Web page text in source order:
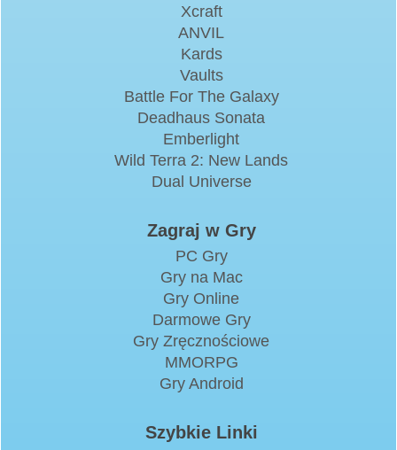
Xcraft
ANVIL
Kards
Vaults
Battle For The Galaxy
Deadhaus Sonata
Emberlight
Wild Terra 2: New Lands
Dual Universe
Zagraj w Gry
PC Gry
Gry na Mac
Gry Online
Darmowe Gry
Gry Zręcznościowe
MMORPG
Gry Android
Szybkie Linki